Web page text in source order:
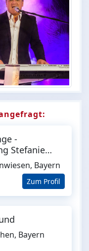
-
Stefanie
Bayern
Zum Profil
Bayern